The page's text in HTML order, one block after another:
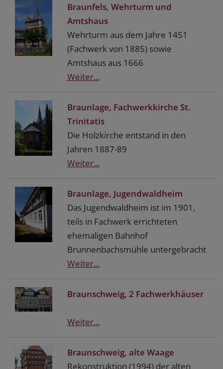
Braunfels, Wehrturm und
Amtshaus
Wehrturm aus dem Jahre 1451
(Fachwerk von 1885) sowie
Amtshaus aus 1666
Weiter...
Braunlage, Fachwerkkirche St.
Trinitatis
Die Holzkirche entstand in den
Jahren 1887-89
Weiter...
Braunlage, Jugendwaldheim
Das Jugendwaldheim ist im 1901,
teils in Fachwerk errichteten
ehemaligen Bahnhof
Brunnenbachsmühle untergebracht
Weiter...
Braunschweig, 2 Fachwerkhäuser
Weiter...
Braunschweig, alte Waage
Rekonstruktion (1994) der alten